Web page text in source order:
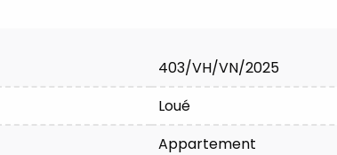
403/VH/VN/2025
Loué
Appartement